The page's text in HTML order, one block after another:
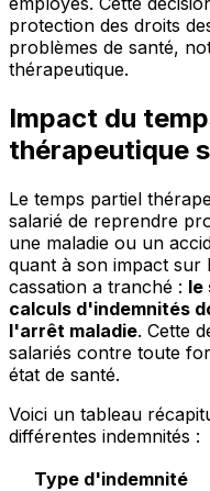
protection des droits
problèmes de santé,
thérapeutique.
Impact du
thérapeutique
Le temps partiel
salarié de reprendre
une maladie ou un
quant à son impact sur
cassation a tranché : le
calculs d'indemnités
l'arrêt maladie. Cette
salariés contre toute
état de santé.
Voici un tableau
différentes indemnités :
Type d'indemnité